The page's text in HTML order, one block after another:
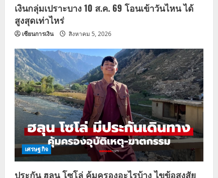
เงินกลุ่มเปราะบาง 10 ส.ค. 69 โอนเข้าวันไหน ได้
สูงสุดเท่าไหร่
เซียนการเงิน สิงหาคม 5, 2026
เศรษฐกิจ
ประกัน ฮลุน โซโล่ คุ้มครองอะไรบ้าง ไขข้อสงสัย